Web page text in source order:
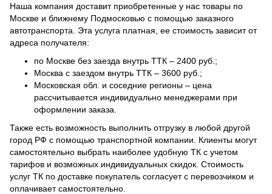
Наша компания доставит приобретенные у нас товары по
Москве и ближнему Подмосковью с помощью заказного
автотранспорта. Эта услуга платная, ее стоимость зависит от
адреса получателя:
по Москве без заезда внутрь ТТК – 2400 руб.;
Москва с заездом внутрь ТТК – 3600 руб.;
Московская обл. и соседние регионы – цена
рассчитывается индивидуально менеджерами при
оформлении заказа.
Также есть возможность выполнить отгрузку в любой другой
город РФ с помощью транспортной компании. Клиенты могут
самостоятельно выбрать наиболее удобную ТК с учетом
тарифов и возможных индивидуальных скидок. Стоимость
услуг ТК по доставке покупатель согласует с перевозчиком и
оплачивает самостоятельно.